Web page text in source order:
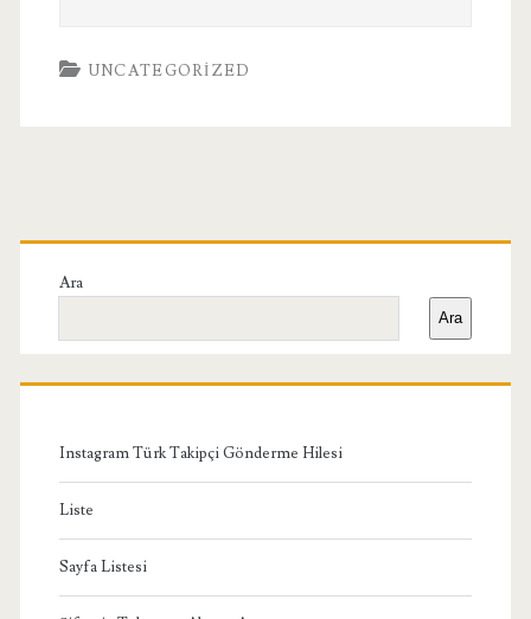
UNCATEGORIZED
Birincil
Yan
Menü
Ara
Ara
Instagram Türk Takipçi Gönderme Hilesi
Liste
Sayfa Listesi